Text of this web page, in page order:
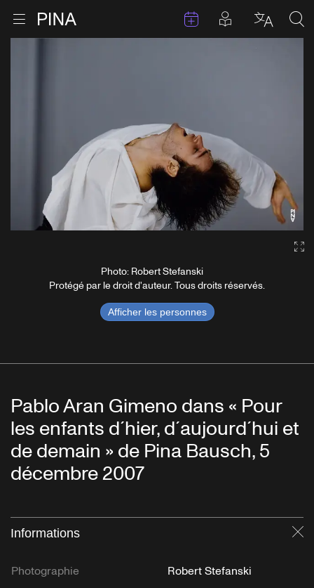
Ouvrir le menu Retour à la page d'accueil Évenements
Articles en
Photo: Robert Stefanski
Protégé par le droit d'auteur. Tous droits réservés.
Afficher les personnes
Pablo Aran Gimeno dans « Pour
les enfants d´hier, d´aujourd´hui et
de demain » de Pina Bausch, 5
décembre 2007
Informations
Photographie
Robert Stefanski